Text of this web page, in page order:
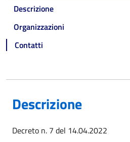
Descrizione
Organizzazioni
Contatti
Descrizione
Decreto n. 7 del 14.04.2022